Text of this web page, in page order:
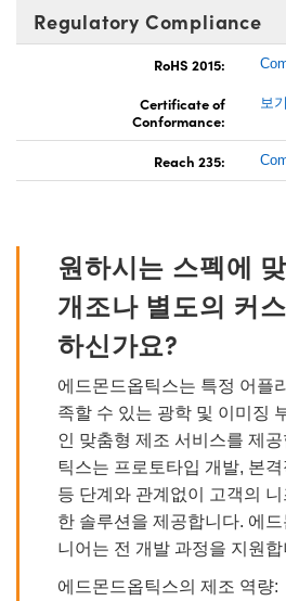
Regulatory Compliance
RoHS 2015:
Certificate of
Conformance:
보기
Reach 235:
원하시는 스펙에
개조나 별도의 커
하신가요?
에드몬드옵틱스는 특정 어플
족할 수 있는 광학 및 이미징
인 맞춤형 제조 서비스를 제
틱스는 프로토타입 개발, 본
등 단계와 관계없이 고객의
한 솔루션을 제공합니다. 에드
니어는 전 개발 과정을 지원합
에드몬드옵틱스의 제조 역량: